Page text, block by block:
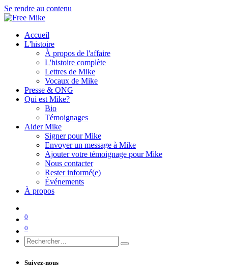
Se rendre au contenu
Accueil
L'histoire
À propos de l'affaire
L'histoire complète
Lettres de Mike
Vocaux de Mike
Presse & ONG
Qui est Mike?
Bio
Témoignages
Aider Mike
Signer pour Mike
Envoyer un message à Mike
Ajouter votre témoignage pour Mike
Nous contacter
Rester informé(e)
Événements
À propos
0
0
Suivez-nous